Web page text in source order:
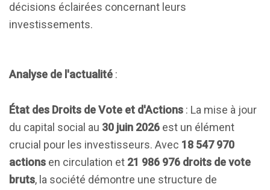
décisions éclairées concernant leurs
investissements.
Analyse de l'actualité :
État des Droits de Vote et d'Actions : La mise à jour
du capital social au 30 juin 2026 est un élément
crucial pour les investisseurs. Avec 18 547 970
actions en circulation et 21 986 976 droits de vote
bruts, la société démontre une structure de